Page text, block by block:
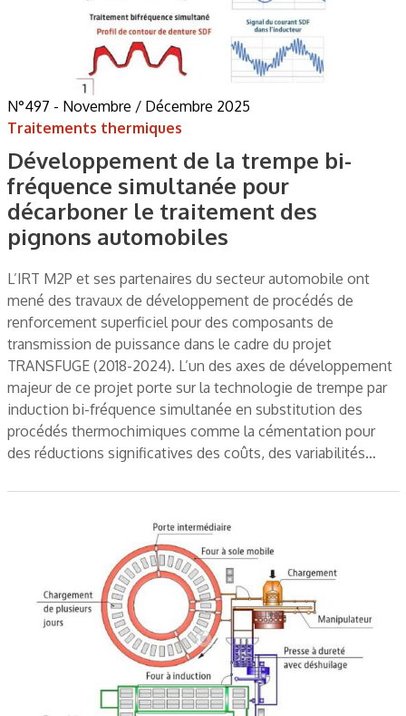
N°497 - Novembre / Décembre 2025
Traitements thermiques
Développement de la trempe bi-
fréquence simultanée pour
décarboner le traitement des
pignons automobiles
L’IRT M2P et ses partenaires du secteur automobile ont
mené des travaux de développement de procédés de
renforcement superficiel pour des composants de
transmission de puissance dans le cadre du projet
TRANSFUGE (2018-2024). L’un des axes de développement
majeur de ce projet porte sur la technologie de trempe par
induction bi-fréquence simultanée en substitution des
procédés thermochimiques comme la cémentation pour
des réductions significatives des coûts, des variabilités…